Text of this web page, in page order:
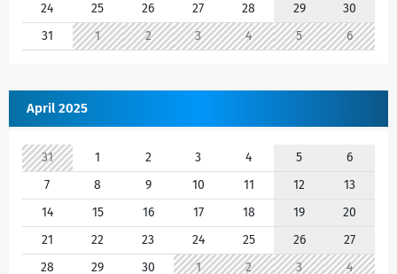
24
25 26 27 28 29
30
31
1 2 3 4 5 6
April 2025
31 1 2 3 4 5
6
7
8 9 10 11 12
13
14
15 16 17 18 19
20
21
22 23 24 25 26
27
28
29 30 1 2 3 4